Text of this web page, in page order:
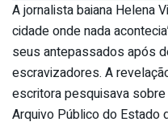
A jornalista baiana Helena
cidade onde nada
seus antepassados após
escravizadores. A
escritora pesquisava
Arquivo Público do Estado